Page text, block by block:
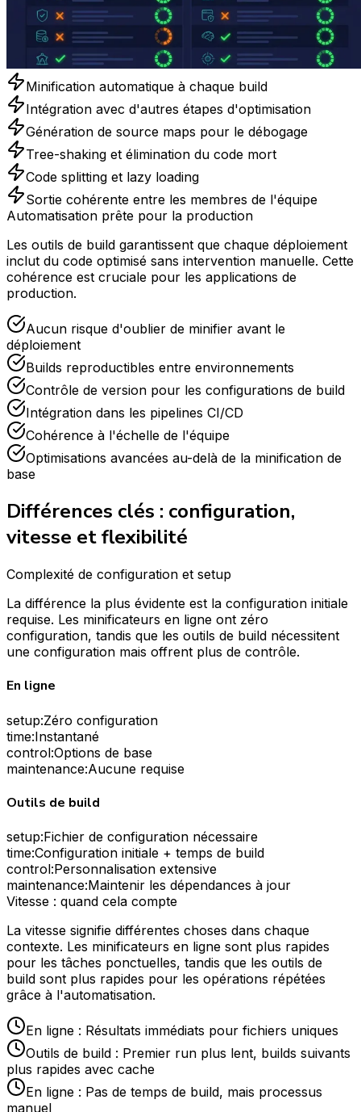
Minification automatique à chaque build
Intégration avec d'autres étapes d'optimisation
Génération de source maps pour le débogage
Tree-shaking et élimination du code mort
Code splitting et lazy loading
Sortie cohérente entre les membres de l'équipe
Automatisation prête pour la production
Les outils de build garantissent que chaque déploiement
inclut du code optimisé sans intervention manuelle. Cette
cohérence est cruciale pour les applications de
production.
Aucun risque d'oublier de minifier avant le
déploiement
Builds reproductibles entre environnements
Contrôle de version pour les configurations de build
Intégration dans les pipelines CI/CD
Cohérence à l'échelle de l'équipe
Optimisations avancées au-delà de la minification de
base
Différences clés : configuration,
vitesse et flexibilité
Complexité de configuration et setup
La différence la plus évidente est la configuration initiale
requise. Les minificateurs en ligne ont zéro
configuration, tandis que les outils de build nécessitent
une configuration mais offrent plus de contrôle.
En ligne
setup:Zéro configuration
time:Instantané
control:Options de base
maintenance:Aucune requise
Outils de build
setup:Fichier de configuration nécessaire
time:Configuration initiale + temps de build
control:Personnalisation extensive
maintenance:Maintenir les dépendances à jour
Vitesse : quand cela compte
La vitesse signifie différentes choses dans chaque
contexte. Les minificateurs en ligne sont plus rapides
pour les tâches ponctuelles, tandis que les outils de
build sont plus rapides pour les opérations répétées
grâce à l'automatisation.
En ligne : Résultats immédiats pour fichiers uniques
Outils de build : Premier run plus lent, builds suivants
plus rapides avec cache
En ligne : Pas de temps de build, mais processus
manuel